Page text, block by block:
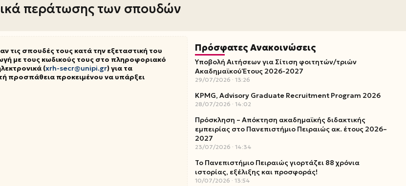
περάτωσης των σπουδών
τις σπουδές τους κατά την εξεταστική του
με τους κωδικούς τους στο πληροφοριακό
(xrh-secr@unipi.gr) για τα
προσπάθεια προκειμένου να υπάρξει
Πρόσφατες Ανακοινώσεις
Υποβολή Αιτήσεων για Σίτιση φοιτητών/τριών
Ακαδημαϊκού Έτους 2026-2027
29/07/2026 13:26
KPMG, Advisory Graduate Recruitment Program 2026
28/07/2026 14:02
Πρόσκληση – Απόκτηση ακαδημαϊκής διδακτικής
εμπειρίας στο Πανεπιστήμιο Πειραιώς ακ. έτους 2026–
2027
23/07/2026 14:34
Το Πανεπιστήμιο Πειραιώς γιορτάζει 88 χρόνια
ιστορίας, εξέλιξης και προσφοράς!
10/07/2026 13:54